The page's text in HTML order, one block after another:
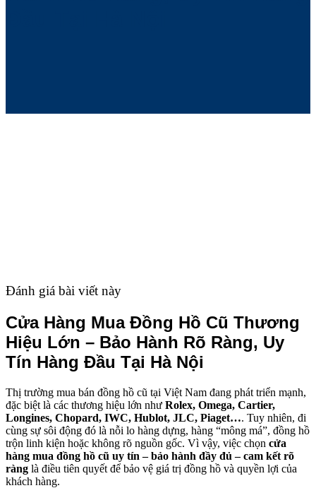
Đánh giá bài viết này
Cửa Hàng Mua Đồng Hồ Cũ Thương
Hiệu Lớn – Bảo Hành Rõ Ràng, Uy
Tín Hàng Đầu Tại Hà Nội
Thị trường mua bán đồng hồ cũ tại Việt Nam đang phát triển mạnh,
đặc biệt là các thương hiệu lớn như Rolex, Omega, Cartier,
Longines, Chopard, IWC, Hublot, JLC, Piaget…. Tuy nhiên, đi
cùng sự sôi động đó là nỗi lo hàng dựng, hàng “mông má”, đồng hồ
trộn linh kiện hoặc không rõ nguồn gốc. Vì vậy, việc chọn cửa
hàng mua đồng hồ cũ uy tín – bảo hành đầy đủ – cam kết rõ
ràng là điều tiên quyết để bảo vệ giá trị đồng hồ và quyền lợi của
khách hàng.